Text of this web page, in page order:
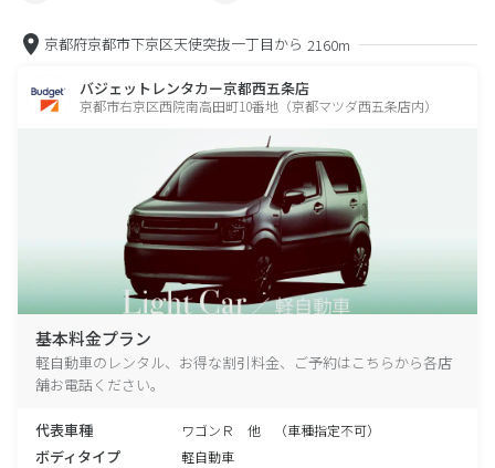
京都府京都市下京区天使突抜一丁目から 2160m
バジェットレンタカー京都西五条店
京都市右京区西院南高田町10番地（京都マツダ西五条店内）
基本料金プラン
軽自動車のレンタル、お得な割引料金、ご予約はこちらから各店
舗お電話ください。
代表車種 ワゴンＲ 他 （車種指定不可）
ボディタイプ 軽自動車